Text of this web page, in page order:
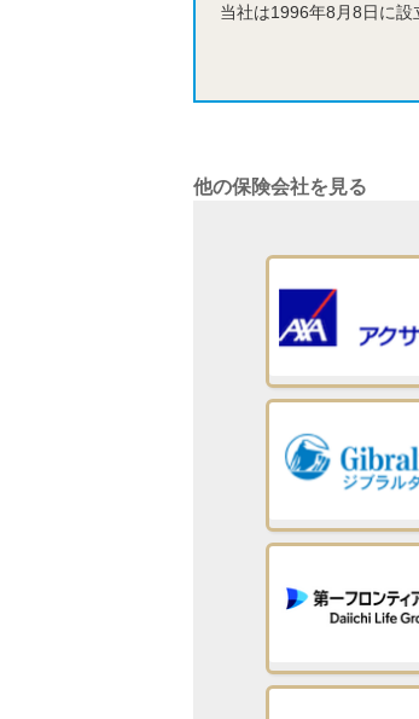
当社は1996年8月8日に設
他の保険会社を見る